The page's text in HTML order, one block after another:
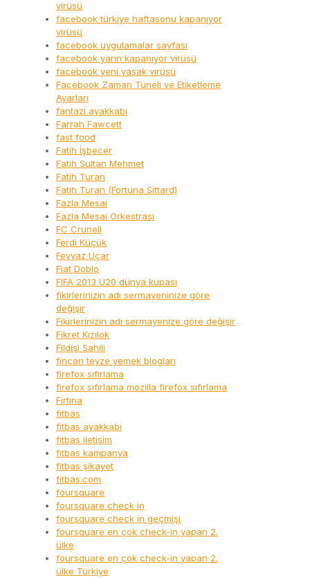
virüsü
facebook türkiye haftasonu kapanıyor
virüsü
facebook uygulamalar sayfası
facebook yarın kapanıyor virüsü
facebook yeni yasak virüsü
Facebook Zaman Tüneli ve Etiketleme
Ayarları
fantazi ayakkabı
Farrah Fawcett
fast food
Fatih İşbecer
Fatih Sultan Mehmet
Fatih Turan
Fatih Turan (Fortuna Sittard)
Fazla Mesai
Fazla Mesai Orkestrası
FC Crunell
Ferdi Küçük
Feyyaz Uçar
Fiat Doblo
FIFA 2013 U20 dünya kupası
fikirlerinizin adı sermayeninize göre
değişir
Fikirlerinizin adı sermayenize göre değişir
Fikret Kızılok
Fildişi Sahili
fincan teyze yemek blogları
firefox sıfırlama
firefox sıfırlama mozilla firefox sıfırlama
Fırtına
fitbas
fitbas ayakkabı
fitbas iletişim
fitbas kampanya
fitbas şikayet
fitbas.com
foursquare
foursquare check in
foursquare check in geçmişi
foursquare en çok check-in yapan 2.
ülke
foursquare en çok check-in yapan 2.
ülke Türkiye